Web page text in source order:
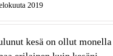
2019
kesä on ollut monella